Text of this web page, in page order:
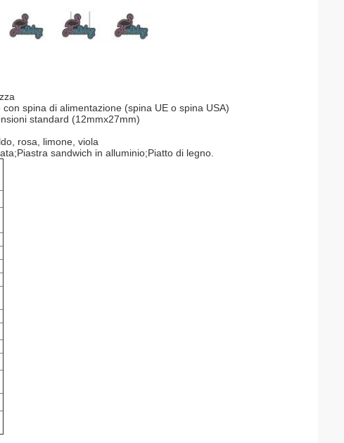
spina di alimentazione (spina UE o spina USA)
standard (12mmx27mm)
rosa, limone, viola
sandwich in alluminio;Piatto di legno.